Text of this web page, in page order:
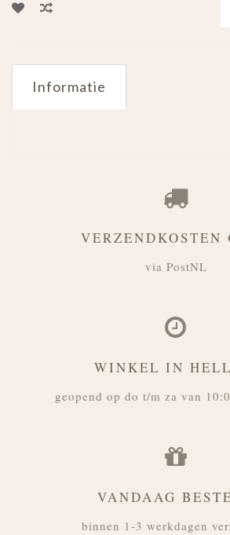
Informatie
VERZENDKOSTEN
via PostNL
WINKEL IN
geopend op do t/m za van
VANDAAG
binnen 1-3 werkdagen